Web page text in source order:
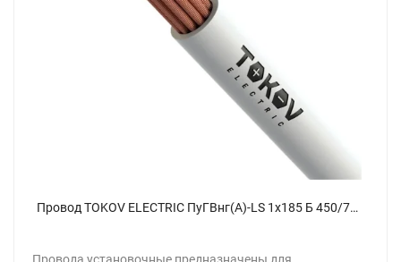
Провод TOKOV ELECTRIC ПуГВнг(А)-LS 1х185 Б 450/750В (м) УТ000032038 - фото